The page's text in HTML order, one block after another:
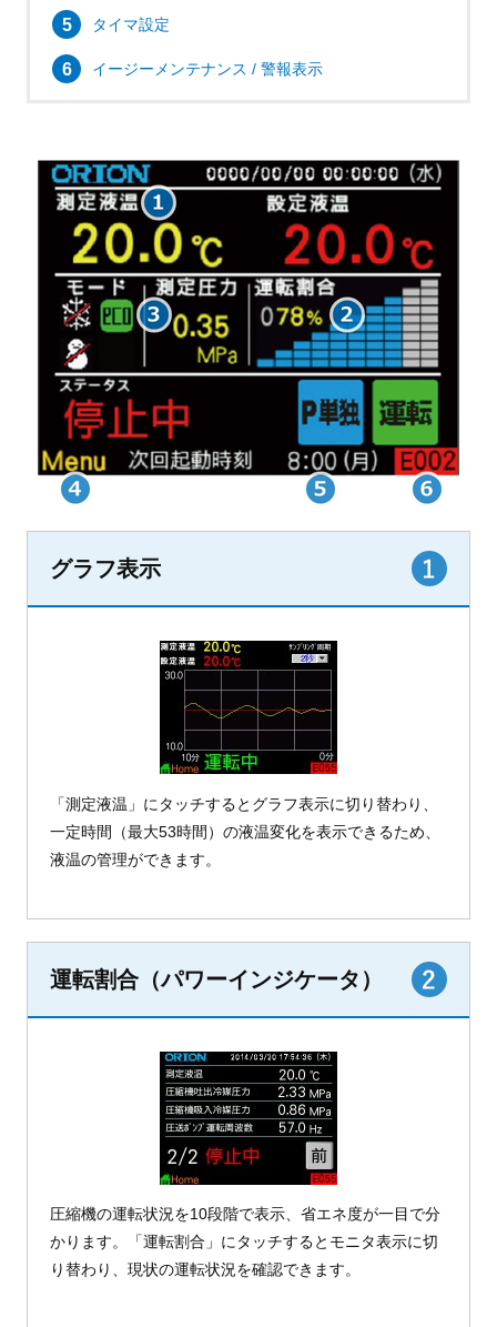
タイマ設定
イージーメンテナンス / 警報表示
グラフ表示
「測定液温」にタッチするとグラフ表示に切り替わり、
一定時間（最大53時間）の液温変化を表示できるため、
液温の管理ができます。
運転割合（パワーインジケータ）
圧縮機の運転状況を10段階で表示、省エネ度が一目で分
かります。「運転割合」にタッチするとモニタ表示に切
り替わり、現状の運転状況を確認できます。